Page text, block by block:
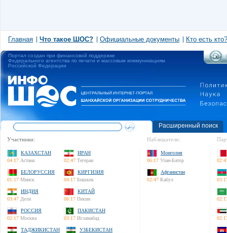
Главная Что такое ШОС? Официальные документы Кто есть кто?
Портал создан при финансовой поддержке
Федерального агентства по печати и массовым коммуникациям
Российской Федерации
Расширенный поиск
Участники:
КАЗАХСТАН
04:17 Астана
ИРАН
02:47 Тегеран
БЕЛОРУССИЯ
01:17 Минск
КИРГИЗИЯ
04:17 Бишкек
ИНДИЯ
03:47 Дели
КИТАЙ
06:17 Пекин
РОССИЯ
02:17 Москва
ПАКИСТАН
03:17 Исламабад
ТАДЖИКИСТАН
УЗБЕКИСТАН
Наблюдатели:
Монголия
06:17 Улан-Батор
Афганистан
02:47 Кабул